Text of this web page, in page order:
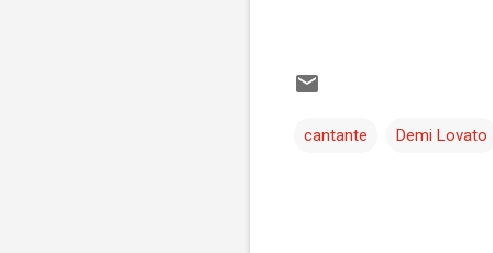
cantante Demi Lovato